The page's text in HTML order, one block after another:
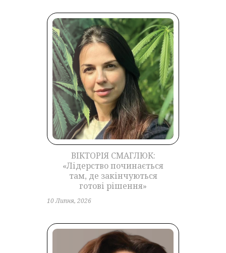
ВІКТОРІЯ СМАГЛЮК:
«Лідерство починається
там, де закінчуються
готові рішення»
10 Липня, 2026